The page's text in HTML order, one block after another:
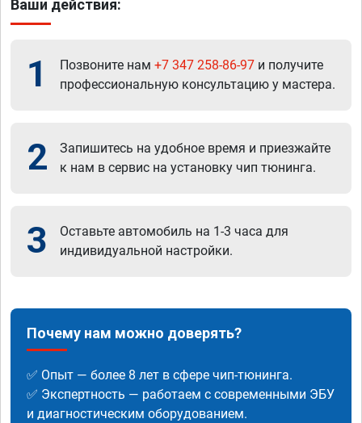
Ваши действия:
1 Позвоните нам +7 347 258-86-97 и получите
профессиональную консультацию у мастера.
2
Запишитесь на удобное время и приезжайте
к нам в сервис на установку чип тюнинга.
3
Оставьте автомобиль на 1-3 часа для
индивидуальной настройки.
Почему нам можно доверять?
✅ Опыт — более 8 лет в сфере чип-тюнинга.
✅ Экспертность — работаем с современными ЭБУ
и диагностическим оборудованием.